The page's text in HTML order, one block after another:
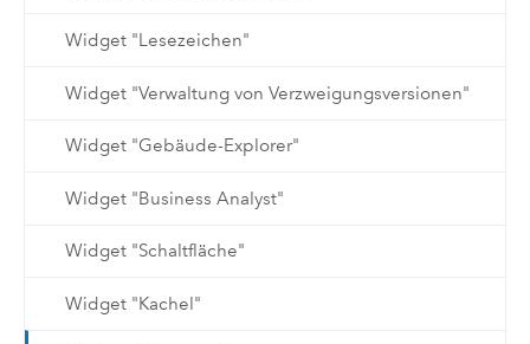
Widget "Lesezeichen"
Widget "Verwaltung von Verzweigungsversionen"
Widget "Gebäude-Explorer"
Widget "Business Analyst"
Widget "Schaltfläche"
Widget "Kachel"